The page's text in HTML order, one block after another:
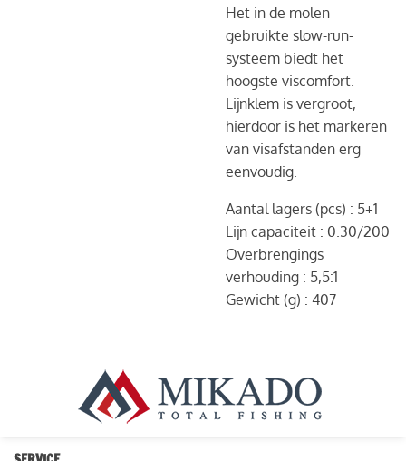
Het in de molen
gebruikte slow-run-
systeem biedt het
hoogste viscomfort.
Lijnklem is vergroot,
hierdoor is het markeren
van visafstanden erg
eenvoudig.
Aantal lagers (pcs) : 5+1
Lijn capaciteit : 0.30/200
Overbrengings
verhouding : 5,5:1
Gewicht (g) : 407